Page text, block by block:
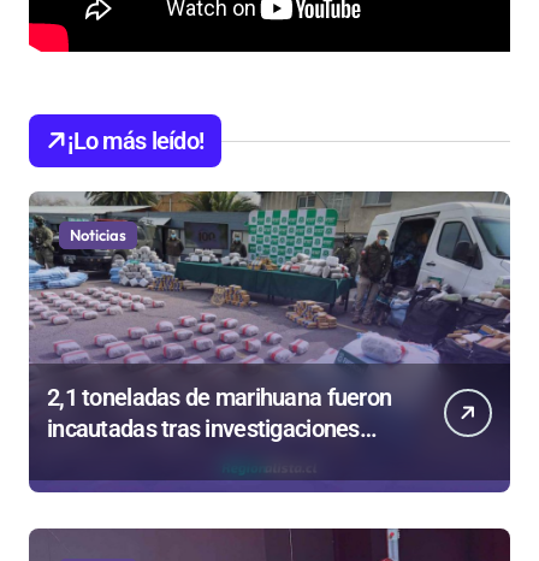
¡Lo más leído!
Noticias
2,1 toneladas de marihuana fueron
incautadas tras investigaciones